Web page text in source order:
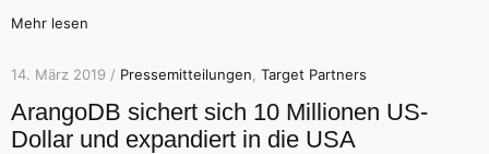
Mehr lesen
14. März 2019 / Pressemitteilungen Target Partners
ArangoDB sichert sich 10 Millionen US-
Dollar und expandiert in die USA